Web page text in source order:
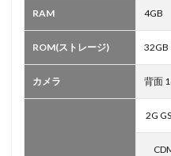
RAM 4GB
ROM(ストレージ) 32GB
カメラ 背面
2G